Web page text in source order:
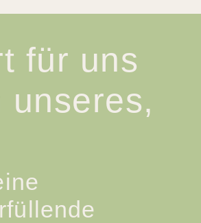
für uns
unseres,